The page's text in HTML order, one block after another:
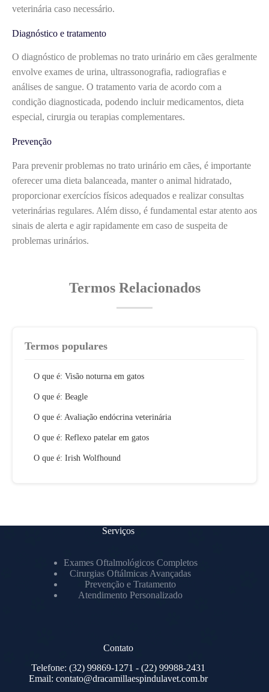
veterinária caso necessário.
Diagnóstico e tratamento
O diagnóstico de problemas no trato urinário em cães geralmente
envolve exames de urina, ultrassonografia, radiografias e
análises de sangue. O tratamento varia de acordo com a
condição diagnosticada, podendo incluir medicamentos, dieta
especial, cirurgia ou terapias complementares.
Prevenção
Para prevenir problemas no trato urinário em cães, é importante
oferecer uma dieta balanceada, manter o animal hidratado,
proporcionar exercícios físicos adequados e realizar consultas
veterinárias regulares. Além disso, é fundamental estar atento aos
sinais de alerta e agir rapidamente em caso de suspeita de
problemas urinários.
Termos Relacionados
Termos populares
O que é: Visão noturna em gatos
O que é: Beagle
O que é: Avaliação endócrina veterinária
O que é: Reflexo patelar em gatos
O que é: Irish Wolfhound
Serviços
Exames Oftalmológicos Completos
Cirurgias Oftálmicas Avançadas
Prevenção e Tratamento
Atendimento Personalizado
Contato
Telefone: (32) 99869-1271 - (22) 99988-2431
Email:contato@dracamillaespindulavet.com.br